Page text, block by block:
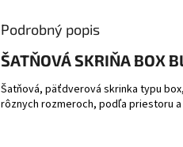
Podrobný popis
ŠATŇOVÁ SKRIŇA BOX
Šatňová, päťdverová skrinka typu
rôznych rozmeroch, podľa priestoru